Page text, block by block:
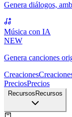
Genera diálogos,
Música con IA
NEW
Genera canciones
Creaciones
PreciosPrecios
Recursos Recursos